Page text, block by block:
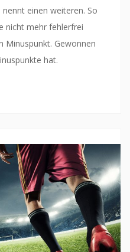
einen weiteren. So
nicht mehr fehlerfrei
Minuspunkt. Gewonnen
hat.